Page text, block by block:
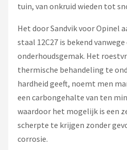
tuin, van onkruid wieden tot
Het door Sandvik voor Opinel
staal 12C27 is bekend
onderhoudsgemak. Het
thermische behandeling te
hardheid geeft, noemt men
een carbongehalte van ten
waardoor het mogelijk is een
scherpte te krijgen zonder
corrosie.